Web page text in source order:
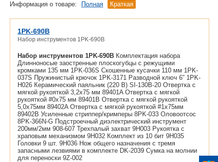
Информация о товаре: Полная Краткая
1PK-690B
Набор инструментов 1PK-690B
Набор инструментов 1PK-690B Комплектация набора
Длинноносые заостренные плоскогубцы с режущими
кромками 135 мм 1PK-036S Скошенные кусачки 110 мм 1PK-
037S Пружинистый крючок 1PK-3171 Разводной ключ 6” 1PK-
H026 Керамический паяльник (220 В) SI-130B-20 Отвертка с
мягкой рукояткой 3,2x75 мм 89401A Отвертка с мягкой
рукояткой #0x75 мм 89401B Отвертка с мягкой рукояткой
5,0x75мм 89402A Отвертка с мягкой рукояткой #1x75мм
89402B Усиленные стриппер/кримперы 8PK-033 Оловоотсос
8PK-366N-G Подстроечный диэлектрический инструмент
200мм/2мм 908-607 Трехпалый захват 9H003 Рукоятка с
храповым механизмом 9H032 Комплект из 10 бит 9H035
Головки 9 шт. 9H036 Нож общего назначения с тремя
запасными лезвиями в комплекте DK-2039 Сумка на молнии
для переноски 9Z-002